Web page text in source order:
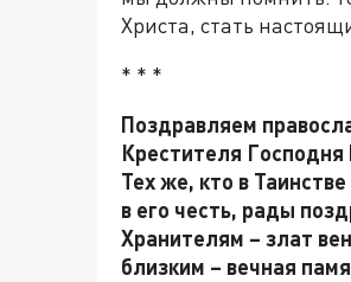
Христа, стать
* * *
Поздравляем
Крестителя
Тех же, кто в
в его честь, рады
Хранителям – злат
близким – вечная